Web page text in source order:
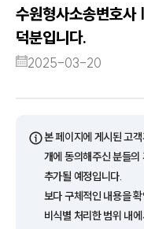
수원형사소송변호사
덕분입니다.
2025-03-20
ⓘ본 페이지에 게시된 고
개에 동의해주신 분들
추가될 예정입니다.
보다 구체적인 내용을
비식별 처리한 범위 내